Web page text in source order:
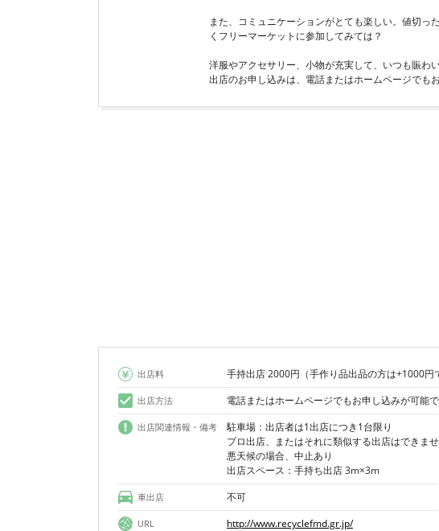
また、コミュニケーションがとても楽しい。値切っ
くフリーマーケットに参加してみては？
洋服やアクセサリー、小物が充実して、いつも賑わ
出店のお申し込みは、電話またはホームページでも
出店料 手持出店 2000円（手作り品出品の方は+1000円
出店方法 電話またはホームページでもお申し込みが可能で
出店関連情報・備考
駐車場：出店者は1出店につき1台限り
プロ出店、またはそれに類似する出店はできませ
悪天候の場合、中止あり
出店スペース：手持ち出店 3m×3m
車出店 不可
URL http://www.recyclefmd.gr.jp/